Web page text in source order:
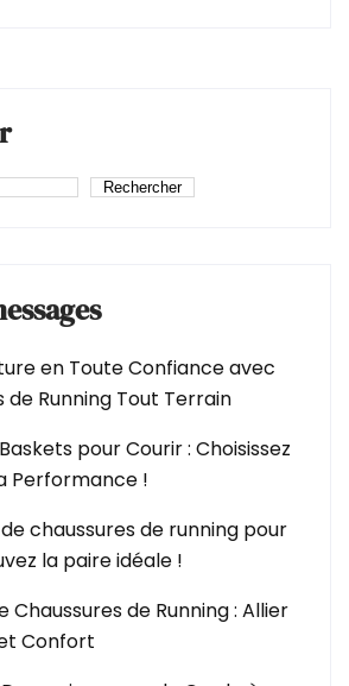
Rechercher
en Toute Confiance avec
de Running Tout Terrain
pour Courir : Choisissez
Performance !
chaussures de running pour
la paire idéale !
Chaussures de Running : Allier
Confort